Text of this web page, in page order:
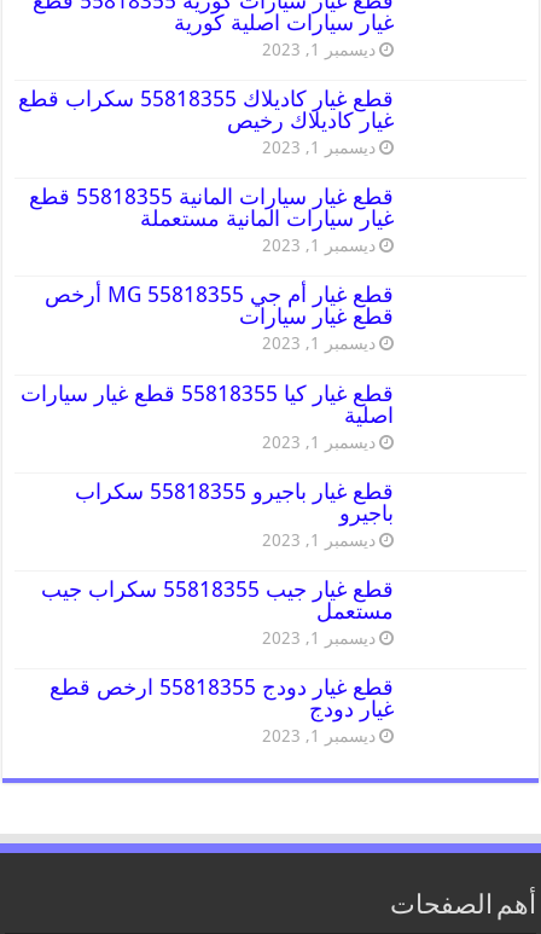
غيار سيارات اصلية كورية
ديسمبر 1, 2023
قطع غيار كاديلاك 55818355 سكراب قطع
غيار كاديلاك رخيص
ديسمبر 1, 2023
قطع غيار سيارات المانية 55818355 قطع
غيار سيارات المانية مستعملة
ديسمبر 1, 2023
قطع غيار أم جي MG 55818355 أرخص
قطع غيار سيارات
ديسمبر 1, 2023
قطع غيار كيا 55818355 قطع غيار سيارات
اصلية
ديسمبر 1, 2023
قطع غيار باجيرو 55818355 سكراب
باجيرو
ديسمبر 1, 2023
قطع غيار جيب 55818355 سكراب جيب
مستعمل
ديسمبر 1, 2023
قطع غيار دودج 55818355 ارخص قطع
غيار دودج
ديسمبر 1, 2023
أهم الصفحات